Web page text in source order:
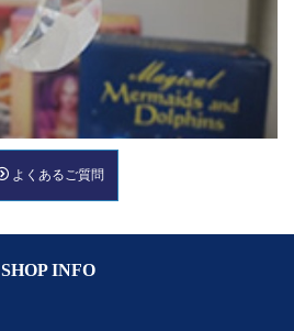
よくあるご質問
SHOP INFO